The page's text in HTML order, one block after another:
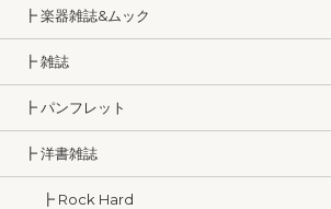
┣ 楽器雑誌&ムック
┣ 雑誌
┣ パンフレット
┣ 洋書雑誌
┣ Rock Hard